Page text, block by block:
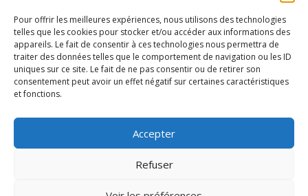
Pour offrir les meilleures expériences, nous utilisons des technologies
telles que les cookies pour stocker et/ou accéder aux informations des
appareils. Le fait de consentir à ces technologies nous permettra de
traiter des données telles que le comportement de navigation ou les ID
uniques sur ce site. Le fait de ne pas consentir ou de retirer son
consentement peut avoir un effet négatif sur certaines caractéristiques
et fonctions.
Accepter
Refuser
Questions fréquentes
Les avantages de la LOA
Les étapes du leasing de matériel
de restauration
Mentions Légales
Protection des données – RGPD